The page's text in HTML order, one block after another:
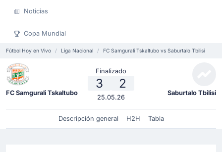
Noticias
Copa Mundial
Fútbol Hoy en Vivo Liga Nacional FC Samgurali Tskaltubo vs Saburtalo Tbilisi
FC Samgurali Tskaltubo
Finalizado
3 2
25.05.26
Saburtalo Tbilisi
Descripción general H2H Tabla